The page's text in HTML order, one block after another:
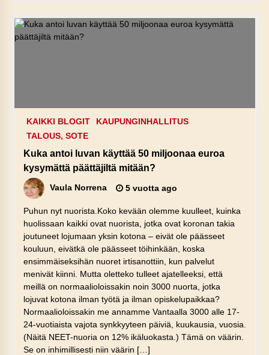
KAIKKI BLOGIT
KAUPUNGINHALLITUS
TALOUS, SOTE
Kuka antoi luvan käyttää 50 miljoonaa euroa
kysymättä päättäjiltä mitään?
Vaula Norrena 5 vuotta ago
Puhun nyt nuorista.Koko kevään olemme kuulleet, kuinka
huolissaan kaikki ovat nuorista, jotka ovat koronan takia
joutuneet lojumaan yksin kotona – eivät ole päässeet
kouluun, eivätkä ole päässeet töihinkään, koska
ensimmäiseksihän nuoret irtisanottiin, kun palvelut
menivät kiinni. Mutta oletteko tulleet ajatelleeksi, että
meillä on normaalioloissakin noin 3000 nuorta, jotka
lojuvat kotona ilman työtä ja ilman opiskelupaikkaa?
Normaalioloissakin me annamme Vantaalla 3000 alle 17-
24-vuotiaista vajota synkkyyteen päiviä, kuukausia, vuosia.
(Näitä NEET-nuoria on 12% ikäluokasta.) Tämä on väärin.
Se on inhimillisesti niin väärin […]